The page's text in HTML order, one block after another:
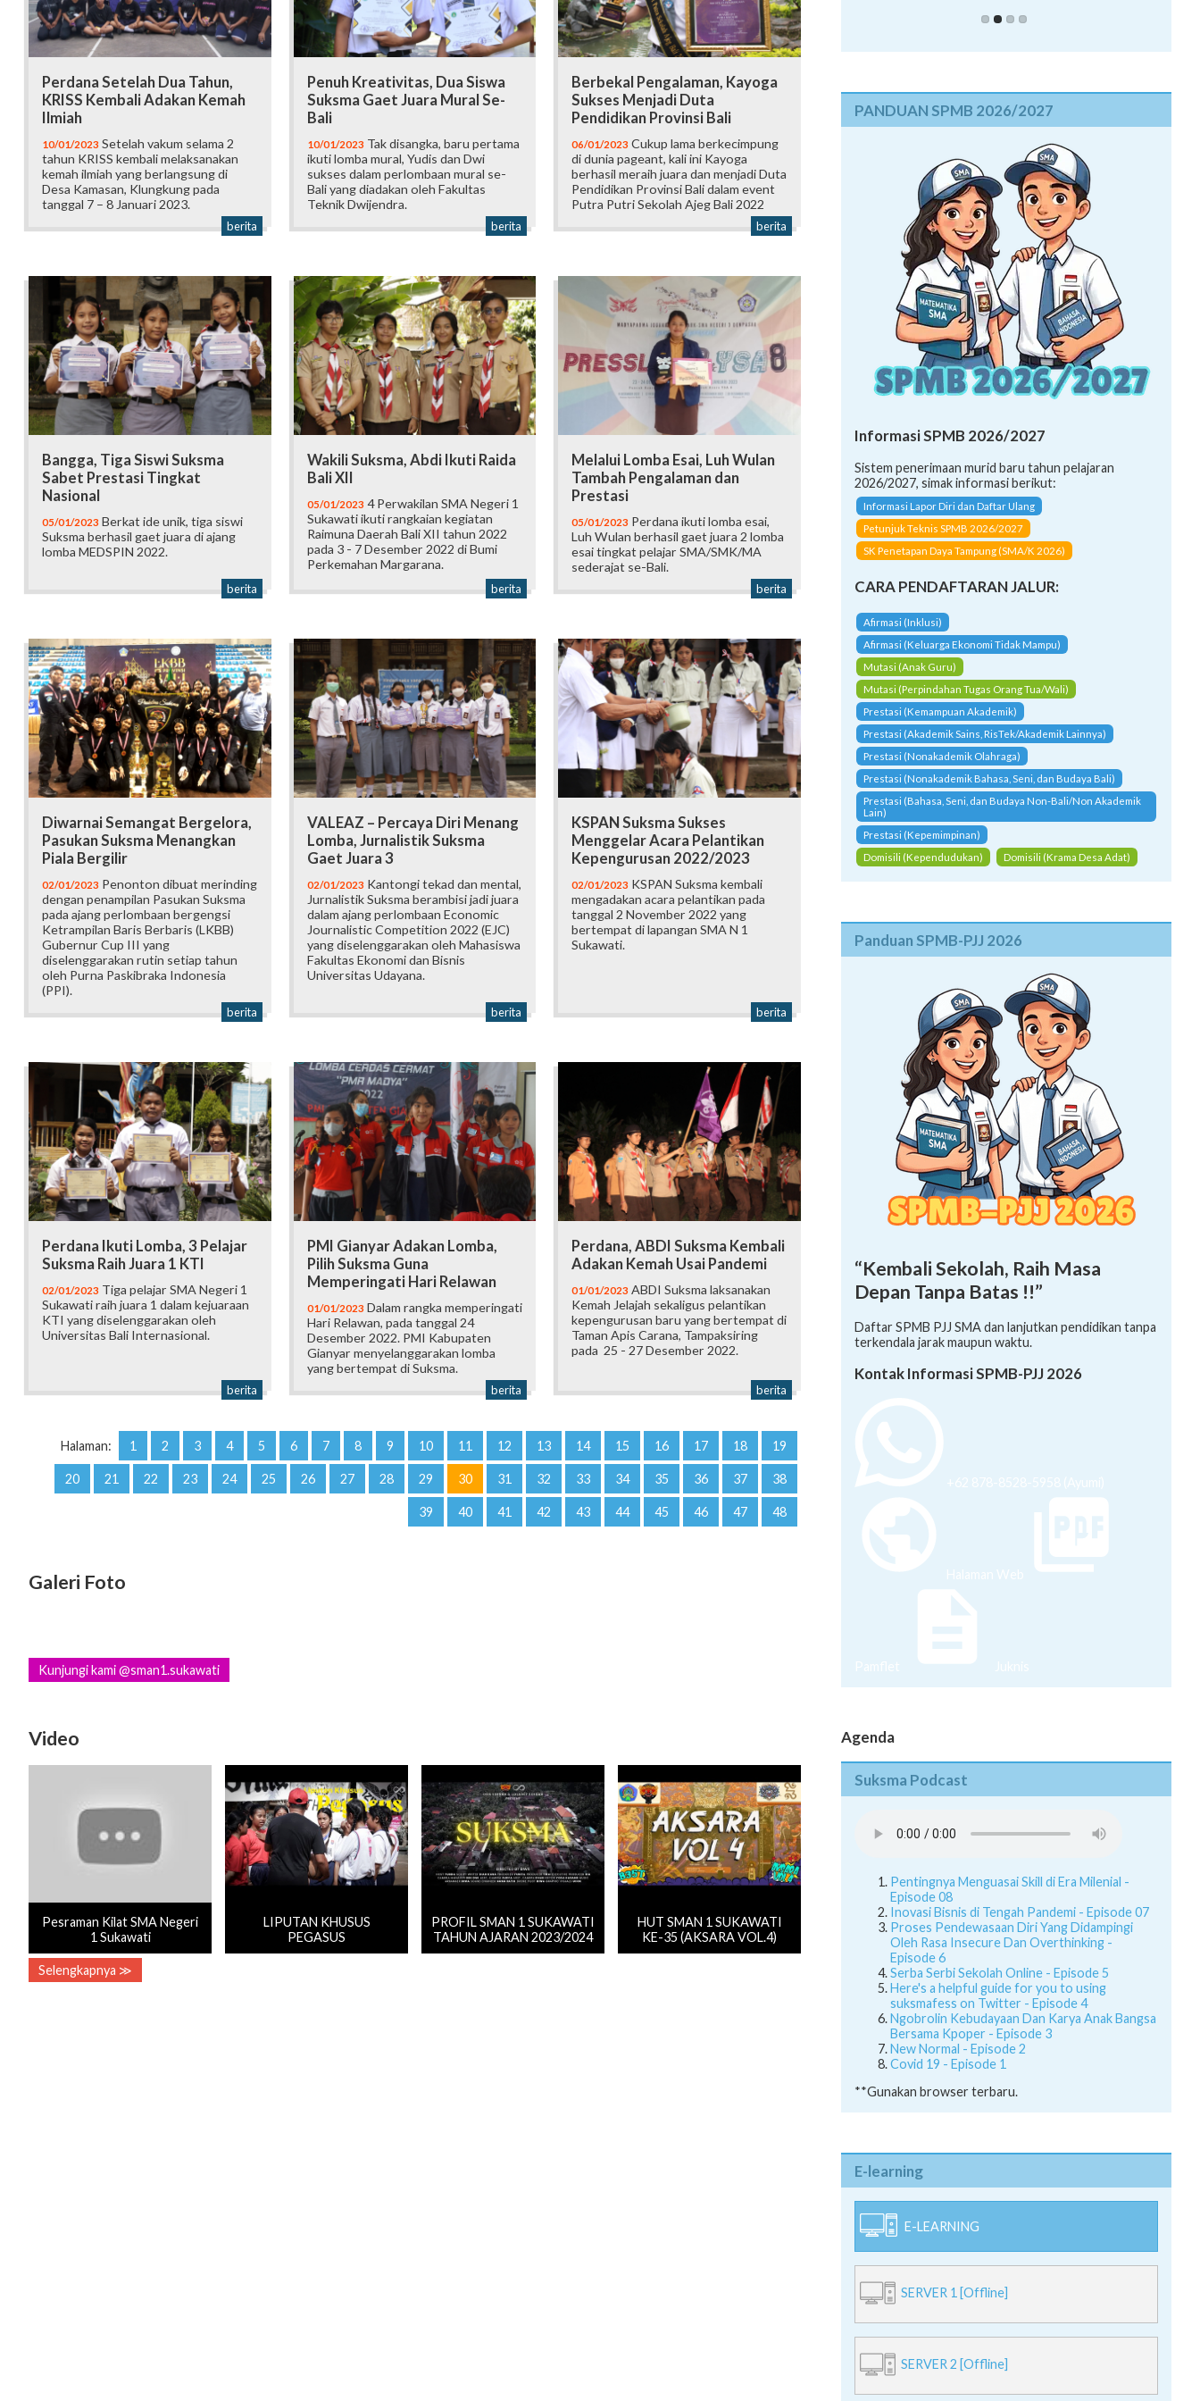
Perdana Setelah Dua Tahun,
KRISS Kembali Adakan Kemah
Ilmiah
10/01/2023 Setelah vakum selama 2
tahun KRISS kembali melaksanakan
kemah ilmiah yang berlangsung di
Desa Kamasan, Klungkung pada
tanggal 7 – 8 Januari 2023.
berita
Penuh Kreativitas, Dua Siswa
Suksma Gaet Juara Mural Se-
Bali
10/01/2023 Tak disangka, baru pertama
ikuti lomba mural, Yudis dan Dwi
sukses dalam perlombaan mural se-
Bali yang diadakan oleh Fakultas
Teknik Dwijendra.
berita
Berbekal Pengalaman, Kayoga
Sukses Menjadi Duta
Pendidikan Provinsi Bali
06/01/2023 Cukup lama berkecimpung
di dunia pageant, kali ini Kayoga
berhasil meraih juara dan menjadi Duta
Pendidikan Provinsi Bali dalam event
Putra Putri Sekolah Ajeg Bali 2022
berita
Bangga, Tiga Siswi Suksma
Sabet Prestasi Tingkat
Nasional
05/01/2023 Berkat ide unik, tiga siswi
Suksma berhasil gaet juara di ajang
lomba MEDSPIN 2022.
berita
Wakili Suksma, Abdi Ikuti Raida
Bali XII
05/01/2023 4 Perwakilan SMA Negeri 1
Sukawati ikuti rangkaian kegiatan
Raimuna Daerah Bali XII tahun 2022
pada 3 - 7 Desember 2022 di Bumi
Perkemahan Margarana.
berita
Melalui Lomba Esai, Luh Wulan
Tambah Pengalaman dan
Prestasi
05/01/2023 Perdana ikuti lomba esai,
Luh Wulan berhasil gaet juara 2 lomba
esai tingkat pelajar SMA/SMK/MA
sederajat se-Bali.
berita
Diwarnai Semangat Bergelora,
Pasukan Suksma Menangkan
Piala Bergilir
02/01/2023 Penonton dibuat merinding
dengan penampilan Pasukan Suksma
pada ajang perlombaan bergengsi
Ketrampilan Baris Berbaris (LKBB)
Gubernur Cup III yang
diselenggarakan rutin setiap tahun
oleh Purna Paskibraka Indonesia
(PPI).
berita
VALEAZ – Percaya Diri Menang
Lomba, Jurnalistik Suksma
Gaet Juara 3
02/01/2023 Kantongi tekad dan mental,
Jurnalistik Suksma berambisi jadi juara
dalam ajang perlombaan Economic
Journalistic Competition 2022 (EJC)
yang diselenggarakan oleh Mahasiswa
Fakultas Ekonomi dan Bisnis
Universitas Udayana.
berita
KSPAN Suksma Sukses
Menggelar Acara Pelantikan
Kepengurusan 2022/2023
02/01/2023 KSPAN Suksma kembali
mengadakan acara pelantikan pada
tanggal 2 November 2022 yang
bertempat di lapangan SMA N 1
Sukawati.
berita
Perdana Ikuti Lomba, 3 Pelajar
Suksma Raih Juara 1 KTI
02/01/2023 Tiga pelajar SMA Negeri 1
Sukawati raih juara 1 dalam kejuaraan
KTI yang diselenggarakan oleh
Universitas Bali Internasional.
berita
PMI Gianyar Adakan Lomba,
Pilih Suksma Guna
Memperingati Hari Relawan
01/01/2023 Dalam rangka memperingati
Hari Relawan, pada tanggal 24
Desember 2022. PMI Kabupaten
Gianyar menyelanggarakan lomba
yang bertempat di Suksma.
berita
Perdana, ABDI Suksma Kembali
Adakan Kemah Usai Pandemi
01/01/2023 ABDI Suksma laksanakan
Kemah Jelajah sekaligus pelantikan
kepengurusan baru yang bertempat di
Taman Apis Carana, Tampaksiring
pada 25 - 27 Desember 2022.
berita
Halaman: 1 2 3 4 5 6 7 8 9 10 11 12 13 14 15 16 17 18 19
20 21 22 23 24 25 26 27 28 29 30 31 32 33 34 35 36 37 38
39 40 41 42 43 44 45 46 47 48
Galeri Foto
Kunjungi kami @sman1.sukawati
Video
Pesraman Kilat SMA Negeri
1 Sukawati
LIPUTAN KHUSUS
PEGASUS
PROFIL SMAN 1 SUKAWATI
TAHUN AJARAN 2023/2024
HUT SMAN 1 SUKAWATI
KE-35 (AKSARA VOL.4)
Selengkapnya ≫
PANDUAN SPMB 2026/2027
Informasi SPMB 2026/2027
Sistem penerimaan murid baru tahun pelajaran
2026/2027, simak informasi berikut:
Informasi Lapor Diri dan Daftar Ulang
Petunjuk Teknis SPMB 2026/2027
SK Penetapan Daya Tampung (SMA/K 2026)
CARA PENDAFTARAN JALUR:
Afirmasi (Inklusi)
Afirmasi (Keluarga Ekonomi Tidak Mampu)
Mutasi (Anak Guru)
Mutasi (Perpindahan Tugas Orang Tua/Wali)
Prestasi (Kemampuan Akademik)
Prestasi (Akademik Sains, RisTek/Akademik Lainnya)
Prestasi (Nonakademik Olahraga)
Prestasi (Nonakademik Bahasa, Seni, dan Budaya Bali)
Prestasi (Bahasa, Seni, dan Budaya Non-Bali/Non Akademik
Lain)
Prestasi (Kepemimpinan)
Domisili (Kependudukan)
Domisili (Krama Desa Adat)
Panduan SPMB-PJJ 2026
“Kembali Sekolah, Raih Masa
Depan Tanpa Batas !!”
Daftar SPMB PJJ SMA dan lanjutkan pendidikan tanpa
terkendala jarak maupun waktu.
Kontak Informasi SPMB-PJJ 2026
+62 878-8528-5958 (Ayumi)
Halaman Web
Pamflet Juknis
Agenda
Suksma Podcast
Pentingnya Menguasai Skill di Era Milenial -
Episode 08
Inovasi Bisnis di Tengah Pandemi - Episode 07
Proses Pendewasaan Diri Yang Didampingi
Oleh Rasa Insecure Dan Overthinking -
Episode 6
Serba Serbi Sekolah Online - Episode 5
Here's a helpful guide for you to using
suksmafess on Twitter - Episode 4
Ngobrolin Kebudayaan Dan Karya Anak Bangsa
Bersama Kpoper - Episode 3
New Normal - Episode 2
Covid 19 - Episode 1
**Gunakan browser terbaru.
E-learning
E-LEARNING
SERVER 1 [Offline]
SERVER 2 [Offline]